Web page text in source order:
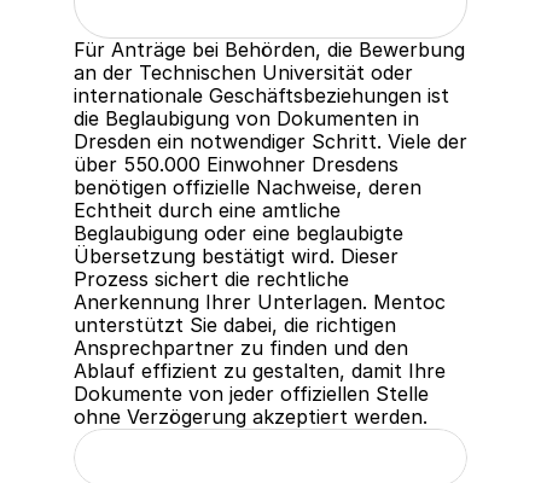
Für Anträge bei Behörden, die Bewerbung
an der Technischen Universität oder
internationale Geschäftsbeziehungen ist
die Beglaubigung von Dokumenten in
Dresden ein notwendiger Schritt. Viele der
über 550.000 Einwohner Dresdens
benötigen offizielle Nachweise, deren
Echtheit durch eine amtliche
Beglaubigung oder eine beglaubigte
Übersetzung bestätigt wird. Dieser
Prozess sichert die rechtliche
Anerkennung Ihrer Unterlagen. Mentoc
unterstützt Sie dabei, die richtigen
Ansprechpartner zu finden und den
Ablauf effizient zu gestalten, damit Ihre
Dokumente von jeder offiziellen Stelle
ohne Verzögerung akzeptiert werden.